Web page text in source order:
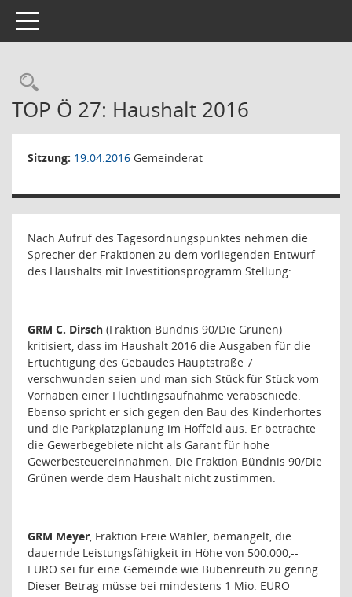
Toggle navigation
Rechercheauswahl
TOP Ö 27: Haushalt 2016
Sitzung: 19.04.2016 Gemeinderat
Nach Aufruf des Tagesordnungspunktes nehmen die
Sprecher der Fraktionen zu dem vorliegenden Entwurf
des Haushalts mit Investitionsprogramm Stellung:
GRM C. Dirsch (Fraktion Bündnis 90/Die Grünen)
kritisiert, dass im Haushalt 2016 die Ausgaben für die
Ertüchtigung des Gebäudes Hauptstraße 7
verschwunden seien und man sich Stück für Stück vom
Vorhaben einer Flüchtlingsaufnahme verabschiede.
Ebenso spricht er sich gegen den Bau des Kinderhortes
und die Parkplatzplanung im Hoffeld aus. Er betrachte
die Gewerbegebiete nicht als Garant für hohe
Gewerbesteuereinnahmen. Die Fraktion Bündnis 90/Die
Grünen werde dem Haushalt nicht zustimmen.
GRM Meyer, Fraktion Freie Wähler, bemängelt, die
dauernde Leistungsfähigkeit in Höhe von 500.000,--
EURO sei für eine Gemeinde wie Bubenreuth zu gering.
Dieser Betrag müsse bei mindestens 1 Mio. EURO